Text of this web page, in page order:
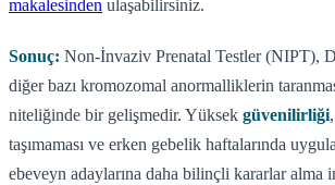
makalesinden ulaşabilirsiniz.
Sonuç: Non-İnvaziv Prenatal Testler (NIPT),
diğer bazı kromozomal anormalliklerin
niteliğinde bir gelişmedir. Yüksek güvenilirliği
taşımaması ve erken gebelik haftalarında
ebeveyn adaylarına daha bilinçli kararlar alma